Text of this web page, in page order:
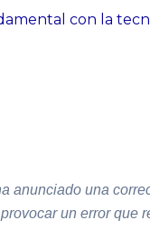
anunciado una
un error que